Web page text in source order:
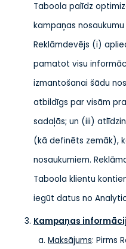
Taboola palīdz
kampaņas
Reklāmdevējs (i)
pamatot visu
izmantošanai šādu
atbildīgs par visām
sadaļās; un (iii)
(kā definēts zemāk),
nosaukumiem.
Taboola klientu
iegūt datus no
Kampaņas
Maksājums: Pirms